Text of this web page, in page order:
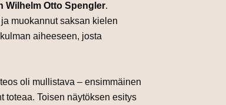
Wilhelm Otto Spengler.
muokannut saksan kielen
aiheeseen, josta
oli mullistava – ensimmäinen
toteaa. Toisen näytöksen esitys